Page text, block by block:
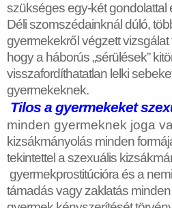
szükséges egy-két gondolattal
Déli szomszédainknál dúló,
gyermekekrő l végzett
hogy a háborús „sérülések”
visszafordíthatatlan lelki
gyermekeknek.
Tilos a gyermekeket
minden gyermeknek joga
kizsákmányolás minden
tekintettel a szexuális
gyermekprostitúcióra és a
támadás vagy zaklatás